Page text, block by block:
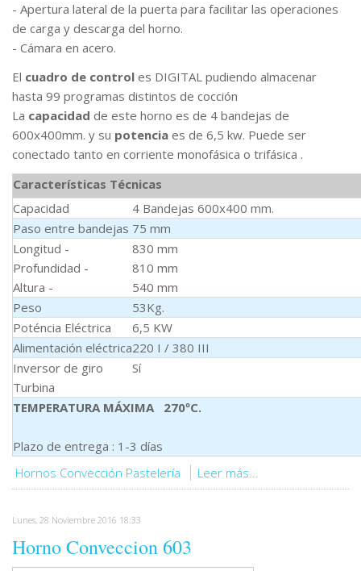
- Apertura lateral de la puerta para facilitar las operaciones
de carga y descarga del horno.
- Cámara en acero.
El cuadro de control es DIGITAL pudiendo almacenar
hasta 99 programas distintos de cocción
La capacidad de este horno es de 4 bandejas de
600x400mm. y su potencia es de 6,5 kw. Puede ser
conectado tanto en corriente monofásica o trifásica .
Características Técnicas
Capacidad
4 Bandejas 600x400 mm.
Paso entre bandejas 75 mm
Longitud -
Profundidad -
Altura -
830 mm
810 mm
540 mm
Peso
53Kg.
Poténcia Eléctrica
6,5 KW
Alimentación eléctrica220 I / 380 III
Inversor de giro
Turbina
Sí
TEMPERATURA MÁXIMA 270ºC.
Plazo de entrega : 1-3 días
Hornos Convección Pastelería
Leer más...
Lunes, 28 Noviembre 2016 18:33
Horno Conveccion 603